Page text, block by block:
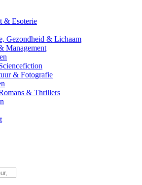
& Esoterie
Gezondheid & Lichaam
Management
& Fotografie
& Thrillers